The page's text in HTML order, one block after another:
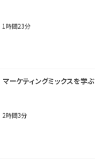
1時間23分
マーケティングミックスを学ぶ
2時間3分